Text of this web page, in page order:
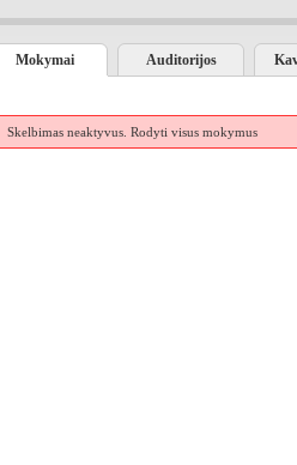
Mokymai Auditorijos
Skelbimas neaktyvus. Rodyti visus mokymus